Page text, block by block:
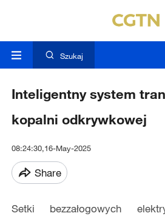
Szukaj
Inteligentny system
kopalni odkrywkowej
08:24:30,16-May-2025
Share
Setki bezzałogowych